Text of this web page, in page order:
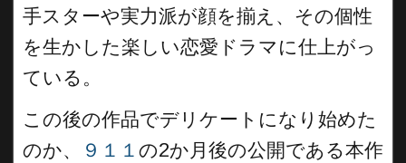
手スターや実力派が顔を揃え、その個性
を生かした楽しい恋愛ドラマに仕上がっ
ている。
この後の作品でデリケートになり始めた
のか、
９１１ の2か月後の公開である本作